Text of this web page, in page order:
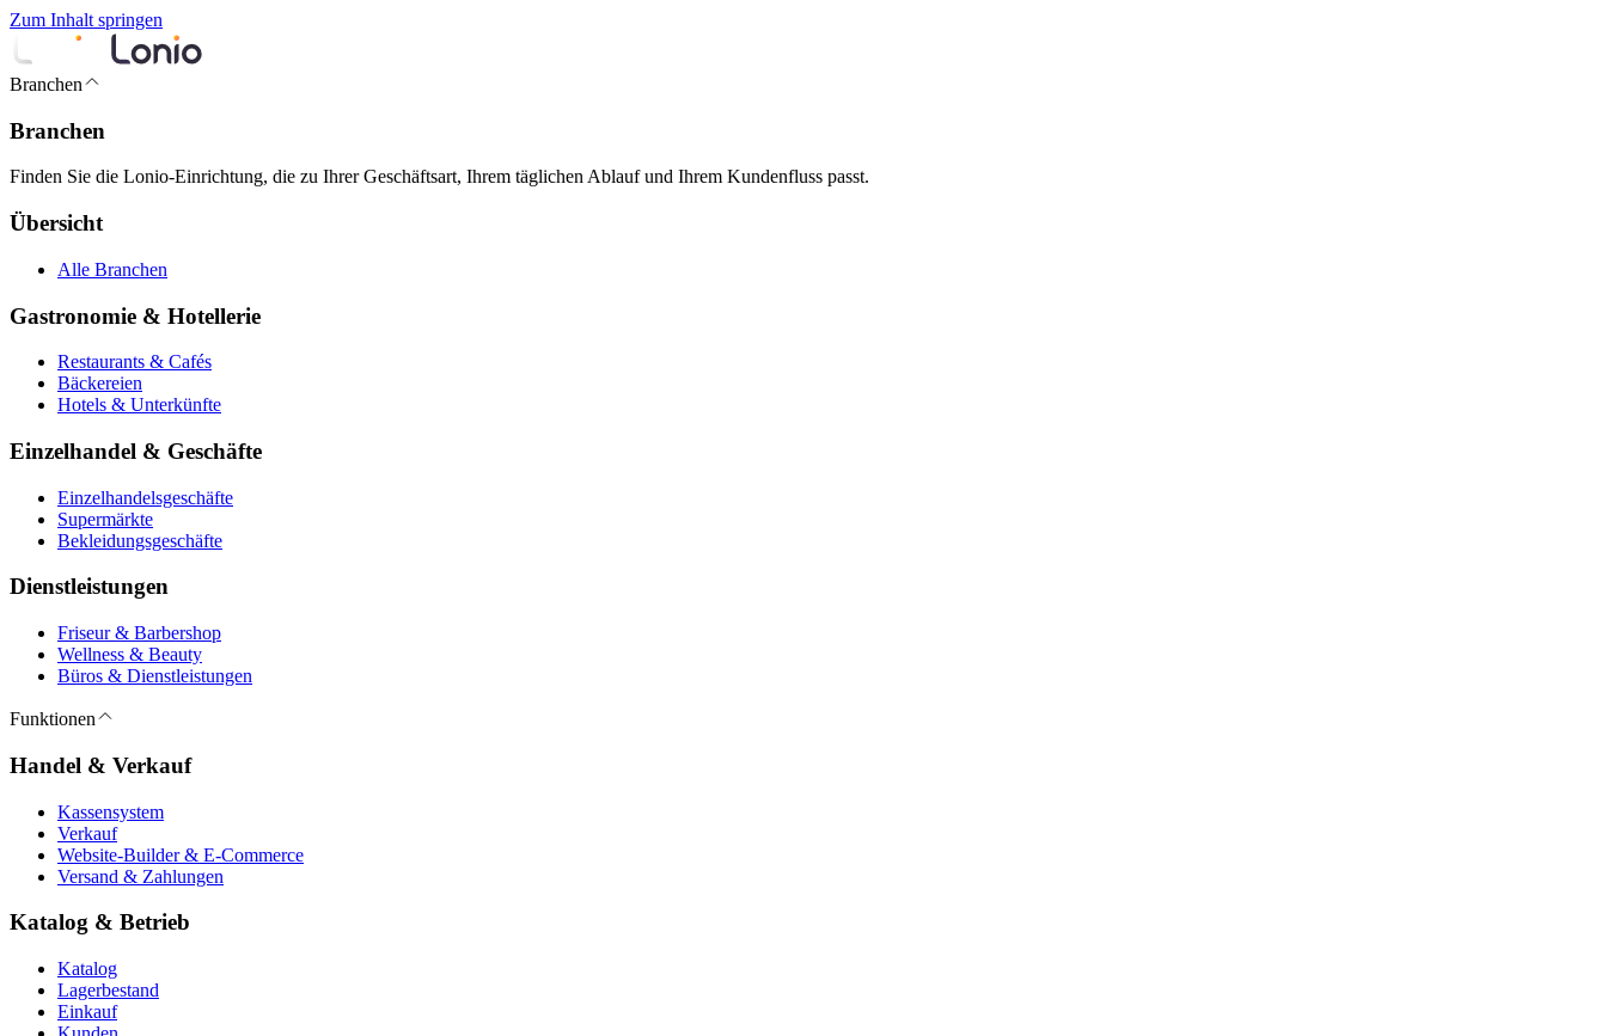
Zum Inhalt springen
Branchen
Branchen
Finden Sie die Lonio-Einrichtung, die zu Ihrer Geschäftsart, Ihrem täglichen Ablauf und Ihrem Kundenfluss passt.
Übersicht
Alle Branchen
Gastronomie & Hotellerie
Restaurants & Cafés
Bäckereien
Hotels & Unterkünfte
Einzelhandel & Geschäfte
Einzelhandelsgeschäfte
Supermärkte
Bekleidungsgeschäfte
Dienstleistungen
Friseur & Barbershop
Wellness & Beauty
Büros & Dienstleistungen
Funktionen
Handel & Verkauf
Kassensystem
Verkauf
Website-Builder & E-Commerce
Versand & Zahlungen
Katalog & Betrieb
Katalog
Lagerbestand
Einkauf